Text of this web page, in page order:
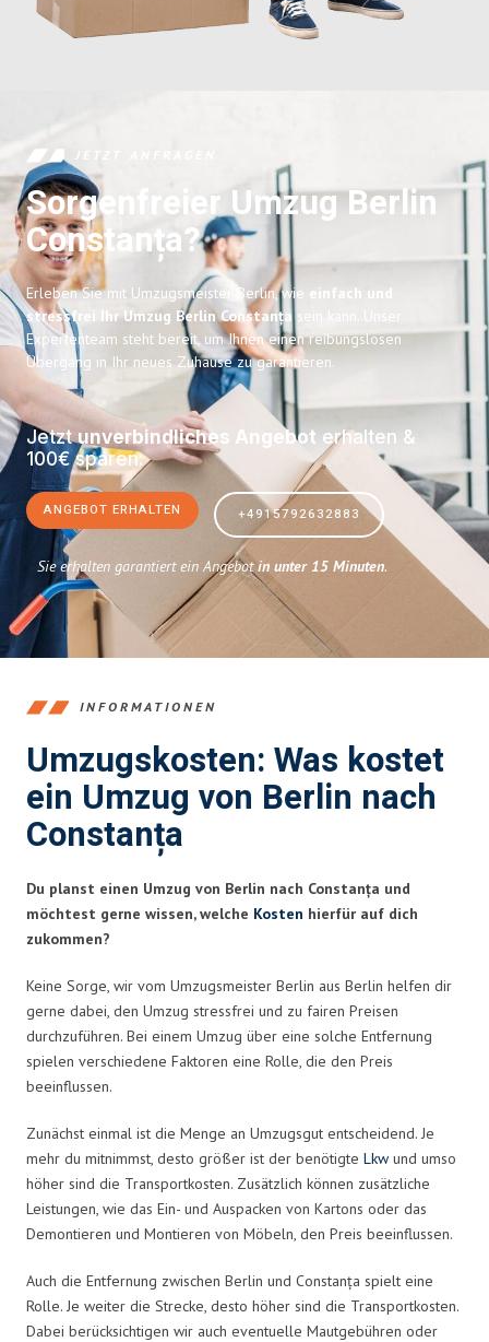
JETZT ANFRAGEN
Sorgenfreier Umzug Berlin
Constanța?
Erleben Sie mit Umzugsmeister Berlin, wie einfach und
stressfrei Ihr Umzug Berlin Constanța sein kann. Unser
Expertenteam steht bereit, um Ihnen einen reibungslosen
Übergang in Ihr neues Zuhause zu garantieren.
Jetztunverbindliches Angebot erhalten &
100€ sparen:
ANGEBOT ERHALTEN +4915792632883
Sie erhalten garantiert ein Angebotin unter 15 Minuten.
INFORMATIONEN
Umzugskosten: Was kostet
ein Umzug von Berlin nach
Constanța
Du planst einen Umzug von Berlin nach Constanța und
möchtest gerne wissen, welche Kosten hierfür auf dich
zukommen?
Keine Sorge, wir vom Umzugsmeister Berlin aus Berlin helfen dir
gerne dabei, den Umzug stressfrei und zu fairen Preisen
durchzuführen. Bei einem Umzug über eine solche Entfernung
spielen verschiedene Faktoren eine Rolle, die den Preis
beeinflussen.
Zunächst einmal ist die Menge an Umzugsgut entscheidend. Je
mehr du mitnimmst, desto größer ist der benötigte Lkw und umso
höher sind die Transportkosten. Zusätzlich können zusätzliche
Leistungen, wie das Ein- und Auspacken von Kartons oder das
Demontieren und Montieren von Möbeln, den Preis beeinflussen.
Auch die Entfernung zwischen Berlin und Constanța spielt eine
Rolle. Je weiter die Strecke, desto höher sind die Transportkosten.
Dabei berücksichtigen wir auch eventuelle Mautgebühren oder